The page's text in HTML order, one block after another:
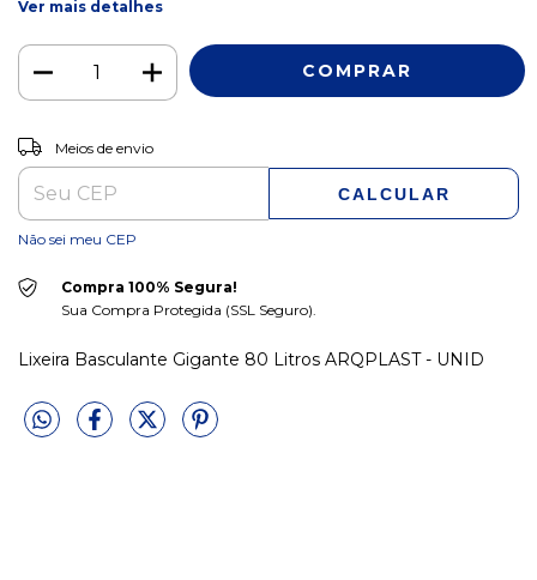
Ver mais detalhes
Entregas para o CEP:
Meios de envio
CALCULAR
Não sei meu CEP
Compra 100% Segura!
Sua Compra Protegida (SSL Seguro).
Lixeira Basculante Gigante 80 Litros ARQPLAST - UNID